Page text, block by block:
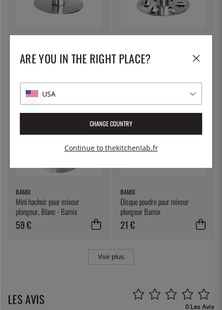
Disque lissant/fouet pour mixeur
plongeur Bamix
Disque perforé pour mixeur
plongeur Bamix
BAMIX
Mini hachoir pour mixeur
plongeur, Blanc - Bamix
59 €
BAMIX
Disque poudre pour mixeur
plongeur Bamix
21 €
Voir plus
LES AVIS 0 Les Avis
ARE YOU IN THE RIGHT PLACE?
USA
CHANGE COUNTRY
Continue to thekitchenlab.fr